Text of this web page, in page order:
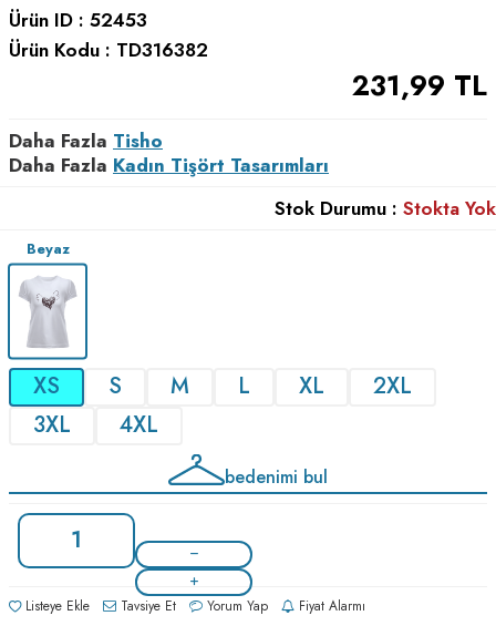
Ürün ID : 52453
Ürün Kodu : TD316382
231,99 TL
Daha Fazla Tisho
Daha Fazla Kadın Tişört Tasarımları
Stok Durumu : Stokta Yok
Beyaz
XS S M L XL
2XL
3XL
4XL
bedenimi bul
Listeye Ekle Tavsiye Et Yorum Yap Fiyat Alarmı